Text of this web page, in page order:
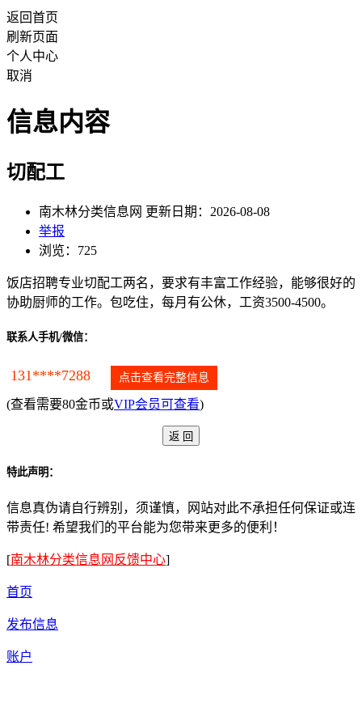
返回首页
刷新页面
个人中心
取消
信息内容
切配工
南木林分类信息网 更新日期：2026-08-08
举报
浏览：725
饭店招聘专业切配工两名，要求有丰富工作经验，能够很好的
协助厨师的工作。包吃住，每月有公休，工资3500-4500。
联系人手机/微信：
131****7288 点击查看完整信息
(查看需要80金币或VIP会员可查看)
特此声明：
信息真伪请自行辨别，须谨慎，网站对此不承担任何保证或连
带责任! 希望我们的平台能为您带来更多的便利！
[南木林分类信息网反馈中心]
首页
发布信息
账户